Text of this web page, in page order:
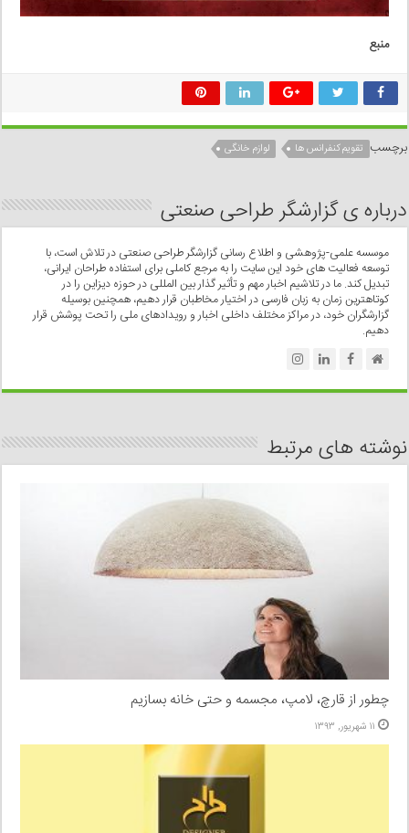
منبع
برچسب تقویم کنفرانس ها لوازم خانگی
درباره ی گزارشگر طراحی صنعتی
موسسه علمی-پژوهشی و اطلاع رسانی گزارشگر طراحی صنعتی در تلاش است، با
توسعه فعالیت های خود این سایت را به مرجع کاملی برای استفاده طراحان ایرانی،
تبدیل کند. ما در تلاشیم اخبار مهم و تأثیر گذار بین المللی در حوزه دیزاین را در
کوتاهترین زمان به زبان فارسی در اختیار مخاطبان قرار دهیم، همچنین بوسیله
گزارشگران خود، در مراکز مختلف داخلی اخبار و رویدادهای ملی را تحت پوشش قرار
دهیم.
نوشته های مرتبط
چطور از قارچ، لامپ، مجسمه و حتی خانه بسازیم
۱۱ شهریور, ۱۳۹۳